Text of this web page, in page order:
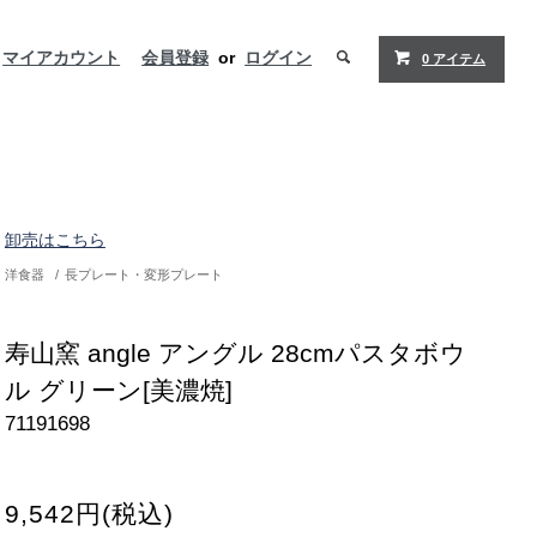
マイアカウント 会員登録 or ログイン 0 アイテム
卸売はこちら
洋食器 / 長プレート・変形プレート
寿山窯 angle アングル 28cmパスタボウ
ル グリーン[美濃焼]
71191698
9,542円(税込)